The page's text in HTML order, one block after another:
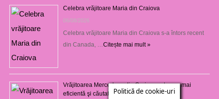
Celebra vrăjitoare Maria din Craiova
06/08/2026
Celebra vrăjitoare Maria din Craiova s-a întors recent
din Canada, … Citește mai mult »
Vrăjitoarea Mercedeza din Craiova este cea mai
eficientă şi căutată
Politică de cookie-uri